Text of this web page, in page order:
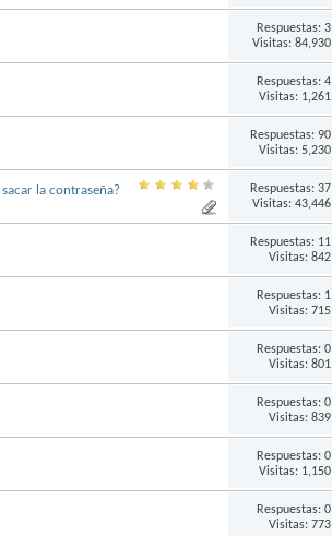
Respuestas: 3
Visitas: 84,930
Respuestas: 4
Visitas: 1,261
Respuestas: 90
Visitas: 5,230
la contraseña? Respuestas: 37
Visitas: 43,446
Respuestas: 11
Visitas: 842
Respuestas: 1
Visitas: 715
Respuestas: 0
Visitas: 801
Respuestas: 0
Visitas: 839
Respuestas: 0
Visitas: 1,150
Respuestas: 0
Visitas: 773